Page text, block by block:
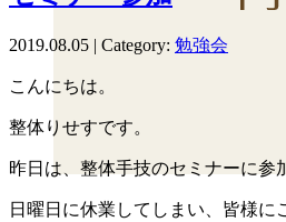
2019.08.05 | Category: 勉強会
こんにちは。
整体りせすです。
昨日は、整体手技のセミナーに参
日曜日に休業してしまい、皆様に